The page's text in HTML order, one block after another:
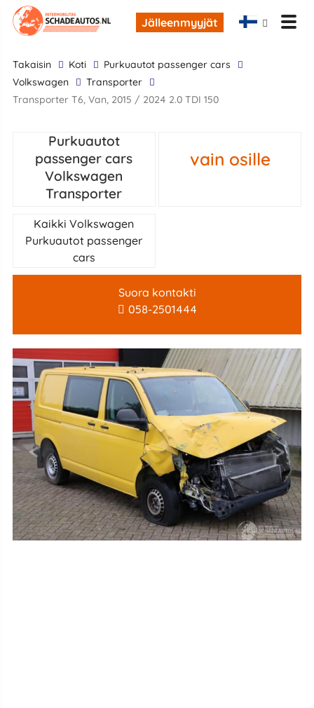
Jälleenmyyjät
takaisin Koti
Purkuautot passenger cars
Volkswagen
Transporter
Transporter T6, Van, 2015 / 2024 2.0 TDI 150
Purkuautot
passenger cars
Volkswagen
Transporter
vain osille
Kaikki Volkswagen
Purkuautot passenger
cars
Suora kontakti
058-2501444